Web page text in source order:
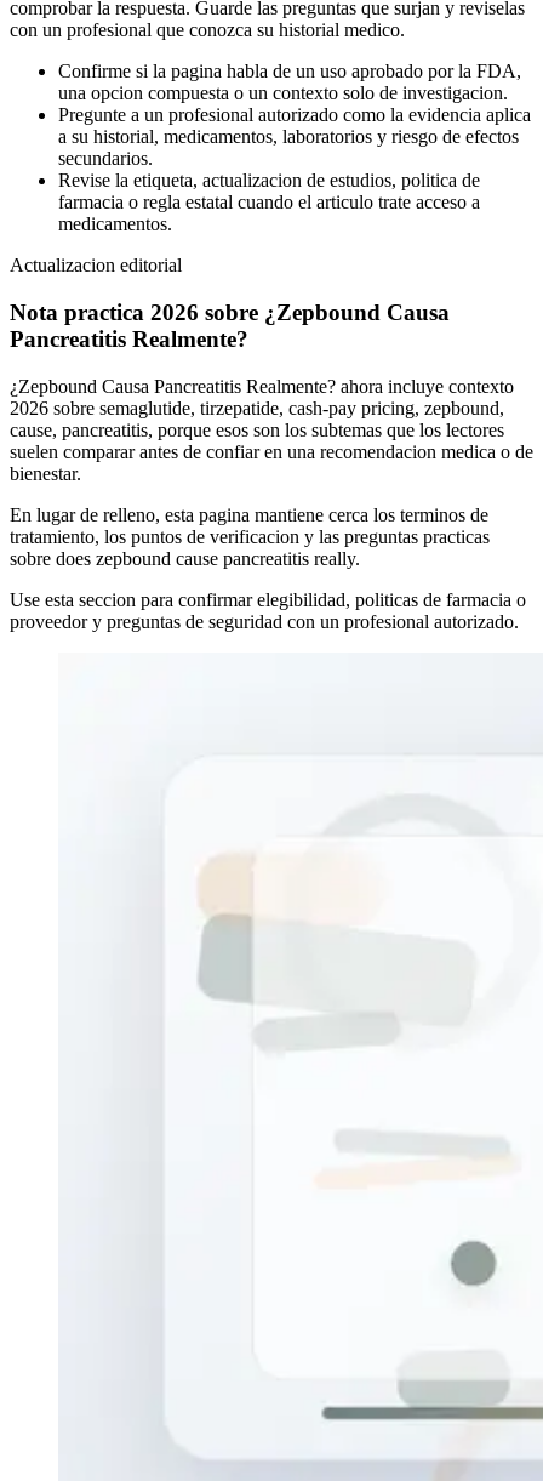
comprobar la respuesta. Guarde las preguntas que surjan y reviselas
con un profesional que conozca su historial medico.
Confirme si la pagina habla de un uso aprobado por la FDA,
una opcion compuesta o un contexto solo de investigacion.
Pregunte a un profesional autorizado como la evidencia aplica
a su historial, medicamentos, laboratorios y riesgo de efectos
secundarios.
Revise la etiqueta, actualizacion de estudios, politica de
farmacia o regla estatal cuando el articulo trate acceso a
medicamentos.
Actualizacion editorial
Nota practica 2026 sobre ¿Zepbound Causa
Pancreatitis Realmente?
¿Zepbound Causa Pancreatitis Realmente? ahora incluye contexto
2026 sobre semaglutide, tirzepatide, cash-pay pricing, zepbound,
cause, pancreatitis, porque esos son los subtemas que los lectores
suelen comparar antes de confiar en una recomendacion medica o de
bienestar.
En lugar de relleno, esta pagina mantiene cerca los terminos de
tratamiento, los puntos de verificacion y las preguntas practicas
sobre does zepbound cause pancreatitis really.
Use esta seccion para confirmar elegibilidad, politicas de farmacia o
proveedor y preguntas de seguridad con un profesional autorizado.